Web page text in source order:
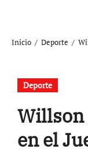
Inicio Deporte
Deporte
Willson
en el